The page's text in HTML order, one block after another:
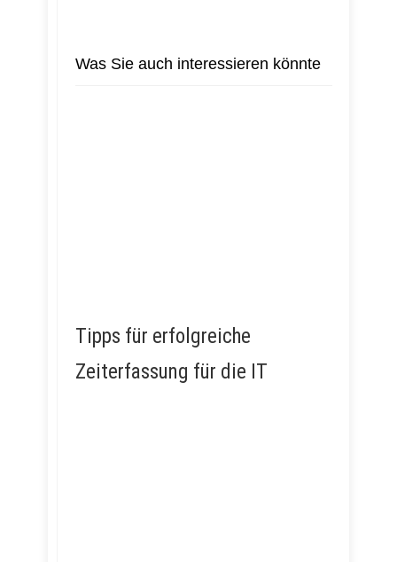
Was Sie auch interessieren könnte
Tipps für erfolgreiche
Zeiterfassung für die IT